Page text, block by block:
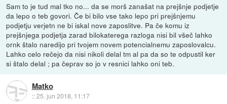
Sam to je tud mal tko no... da se morš zanašat na prejšnje podjetje
da lepo o teb govori. Če bi bilo vse tako lepo pri prejšnjemu
podjetju verjetn ne bi iskal nove zaposlitve. Pa če komu iz
prejšnjega podjetja zarad bilokaterega razloga nisi bil všeč lahko
ornk štalo naredijo pri tvojem novem potencialnemu zaposlovalcu.
Lahko celo rečejo da nisi nikoli delal tm al pa da so te odpustil ker
si štalo delal ; pa čeprav so jo v resnici lahko oni teb.
Matko
::25. jun 2018, 11:17